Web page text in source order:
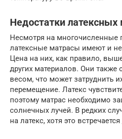
Недостатки латексных
Несмотря на многочисленные
латексные матрасы имеют и
Цена на них, как правило,
других материалов. Они
весом, что может затруднить
перемещение. Латекс
поэтому матрас необходимо
солнечных лучей. В редких
на латекс, хотя это